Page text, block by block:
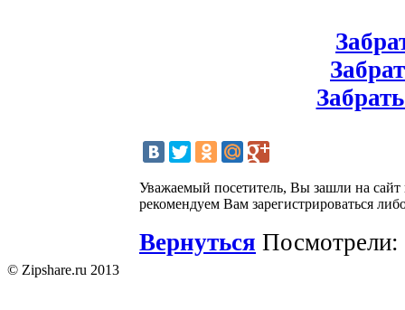
Уважаемый посетитель, Вы зашли на
рекомендуем Вам зарегистрироваться
Вернуться Посмотрели:
© Zipshare.ru 2013